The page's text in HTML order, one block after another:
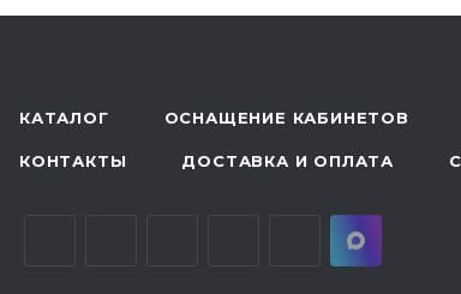
КАТАЛОГ ОСНАЩЕНИЕ КАБИНЕТОВ
КОНТАКТЫ ДОСТАВКА И ОПЛАТА